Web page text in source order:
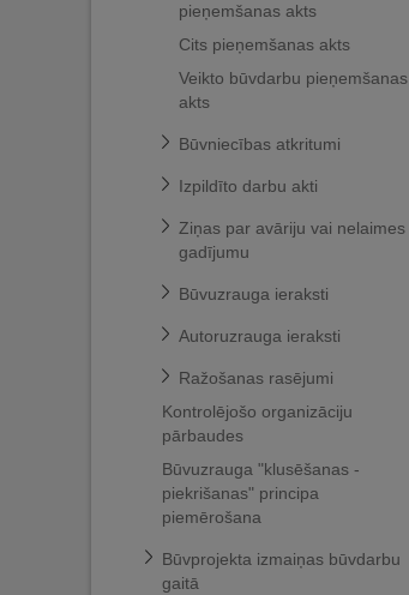
pieņemšanas akts
Cits pieņemšanas akts
Veikto būvdarbu pieņemšanas
akts
Būvniecības atkritumi
Izpildīto darbu akti
Ziņas par avāriju vai nelaimes
gadījumu
Būvuzrauga ieraksti
Autoruzrauga ieraksti
Ražošanas rasējumi
Kontrolējošo organizāciju
pārbaudes
Būvuzrauga "klusēšanas -
piekrišanas" principa
piemērošana
Būvprojekta izmaiņas būvdarbu
gaitā